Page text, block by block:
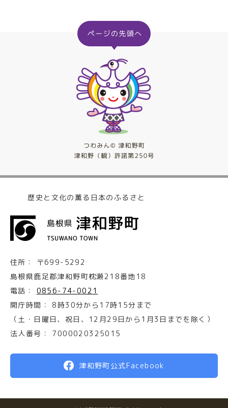
歴史と文化の薫る日本のふるさと
住所：
〒699-5292
島根県鹿足郡津和野町枕瀬218番地18
電話：
0856-74-0021
開庁時間：
8時30分から17時15分まで
（土・日曜日、祝日、12月29日から1月3日までを除く）
法人番号：
7000020325015
津和野町公式Facebook